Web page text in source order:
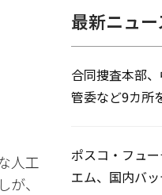
人工
、
最新ニュー
合同捜査本部
管委など9カ所
ポスコ・フュ
エム、国内バ